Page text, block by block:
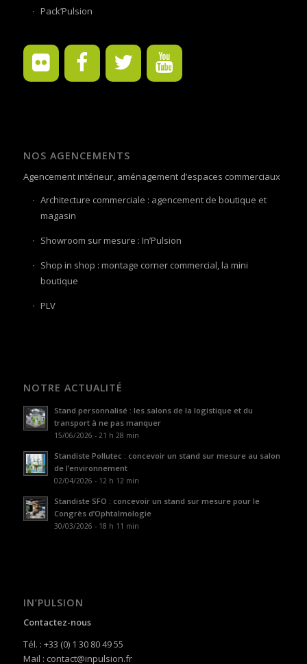
Pack’Pulsion
NOS AGENCEMENTS
Agencement intérieur, aménagement d’espaces commerciaux
Architecture commerciale : agencement de boutique et
magasin
Showroom sur mesure : In’Pulsion
Shop in shop : montage corner commercial, la mini
boutique
PLV
NOTRE ACTUALITÉ
Stand personnalisé : les salons de la logistique et du
transport à ne pas manquer
15/06/2026 - 21 h 28 min
Standiste Pollutec : concevoir un stand sur mesure au salon
de l’environnement
02/04/2026 - 12 h 12 min
Standiste SFO : concevoir un stand sur mesure pour le
Congrès d’Ophtalmologie
30/03/2026 - 18 h 11 min
IN’PULSION
Contactez-nous
Tél. : +33 (0) 1 30 80 49 55
Mail : contact@inpulsion.fr